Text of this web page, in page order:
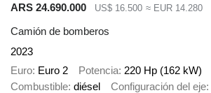
ARS 24.690.000 US$ 16.500 ≈ EUR 14.280
Camión de bomberos
2023
Euro Euro 2 Potencia 220 Hp (162 kW)
Combustible diésel Configuración del eje